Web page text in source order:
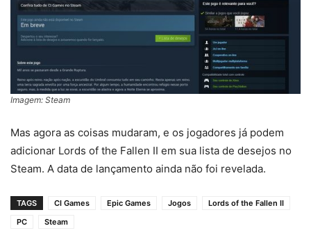
Imagem: Steam
Mas agora as coisas mudaram, e os jogadores já podem
adicionar Lords of the Fallen II em sua lista de desejos no
Steam. A data de lançamento ainda não foi revelada.
TAGS CI Games Epic Games Jogos
Lords of the Fallen II
PC
Steam